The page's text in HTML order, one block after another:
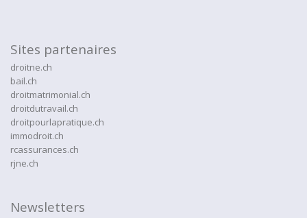
Sites partenaires
droitne.ch
bail.ch
droitmatrimonial.ch
droitdutravail.ch
droitpourlapratique.ch
immodroit.ch
rcassurances.ch
rjne.ch
Newsletters